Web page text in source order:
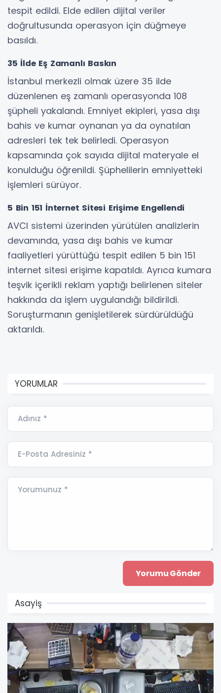
tespit edildi. Elde edilen dijital veriler
doğrultusunda operasyon için düğmeye
basıldı.
35 İlde Eş Zamanlı Baskın
İstanbul merkezli olmak üzere 35 ilde
düzenlenen eş zamanlı operasyonda 108
şüpheli yakalandı. Emniyet ekipleri, yasa dışı
bahis ve kumar oynanan ya da oynatılan
adresleri tek tek belirledi. Operasyon
kapsamında çok sayıda dijital materyale el
konulduğu öğrenildi. Şüphelilerin emniyetteki
işlemleri sürüyor.
5 Bin 151 İnternet Sitesi Erişime Engellendi
AVCI sistemi üzerinden yürütülen analizlerin
devamında, yasa dışı bahis ve kumar
faaliyetleri yürüttüğü tespit edilen 5 bin 151
internet sitesi erişime kapatıldı. Ayrıca kumara
teşvik içerikli reklam yaptığı belirlenen siteler
hakkında da işlem uygulandığı bildirildi.
Soruşturmanın genişletilerek sürdürüldüğü
aktarıldı.
YORUMLAR
Adınız *
E-Posta Adresiniz *
Yorumunuz *
Asayiş